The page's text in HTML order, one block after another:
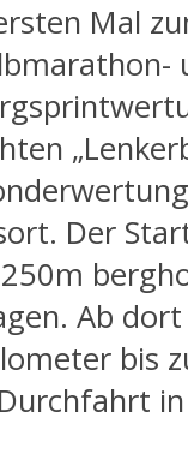
Mal
Der
Ab
bis